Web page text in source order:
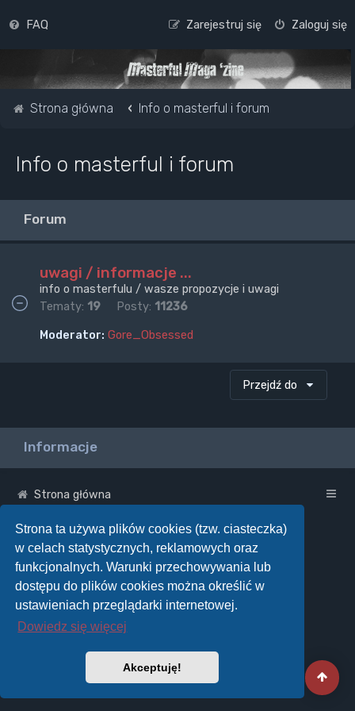
Strona ta używa plików cookies (tzw. ciasteczka)
w celach statystycznych, reklamowych oraz
funkcjonalnych. Warunki przechowywania lub
dostępu do plików cookies można określić w
ustawieniach przeglądarki internetowej.
Dowiedz się więcej
Akceptuję!
FAQ Zaloguj się
Zarejestruj się
Strona główna Info o masterful i forum
Info o masterful i forum
Forum
uwagi / informacje ...
info o masterfulu / wasze propozycje i uwagi
Tematy: 19 Posty: 11236
Moderator: Gore_Obsessed
Przejdź do
Informacje
Strona główna